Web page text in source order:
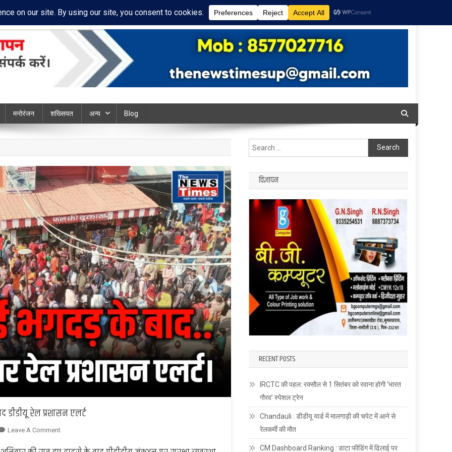
Policy Disclaimer
chandauli
मनोरंजन शख्सियत अन्य Blog
डीडीयू रेल प्रशासन एलर्ट
Leave A CommentOn
Search
for:
विज्ञापन
RECENT POSTS
IRCTC की पहल: रक्सौल से 1 सितंबर को रवाना होगी ‘भारत
गौरव’ स्पेशल ट्रेन
Chandauli : डीडीयू यार्ड में मालगाड़ी की चपेट में आने से
रेलकर्मी की मौत
CM Dashboard Ranking : डाटा फीडिंग में ढिलाई पर